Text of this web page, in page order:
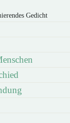
Gedicht